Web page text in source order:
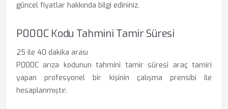
güncel fiyatlar hakkında bilgi edininiz.
P000C Kodu Tahmini Tamir Süresi
25 ile 40 dakika arası
P000C arıza kodunun tahmini tamir süresi araç tamiri
yapan profesyonel bir kişinin çalışma prensibi ile
hesaplanmıştır.